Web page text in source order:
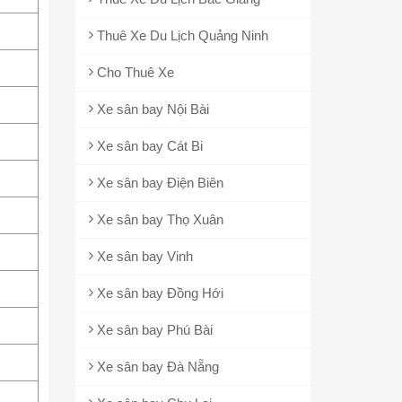
Thuê Xe Du Lịch Quảng Ninh
Cho Thuê Xe
Xe sân bay Nội Bài
Xe sân bay Cát Bi
Xe sân bay Điện Biên
Xe sân bay Thọ Xuân
Xe sân bay Vinh
Xe sân bay Đồng Hới
Xe sân bay Phú Bài
Xe sân bay Đà Nẵng